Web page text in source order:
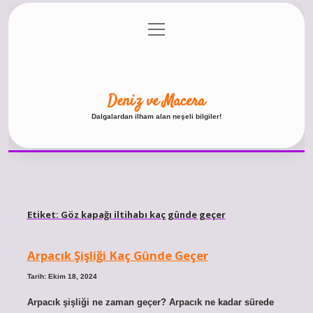
Gizlilik Politikası
menüyü
aç
Deniz ve Macera
Dalgalardan ilham alan neşeli bilgiler!
Etiket: Göz kapağı iltihabı kaç günde geçer
Arpacık Şişliği Kaç Günde Geçer
Tarih: Ekim 18, 2024
Arpacık şişliği ne zaman geçer? Arpacık ne kadar sürede